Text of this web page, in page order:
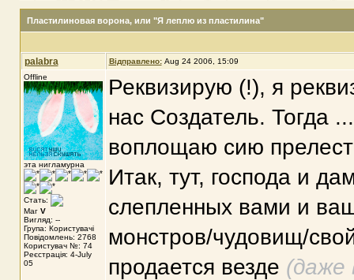
Пластилиновая ворона, или "Я леплю из пластилина"
palabra Відправлено: Aug 24 2006, 15:09
Offline
эта нигламурна
Стать:
Маг V
Вигляд: --
Група: Користувачі
Повідомлень: 2768
Користувач №: 74
Реєстрація: 4-July
05
Реквизирую (!), я
нас Создатель. Тогда
воплощаю сию
Итак, тут, господа и
слепленных вами и
монстров/чудовищ/
продается везде (даже